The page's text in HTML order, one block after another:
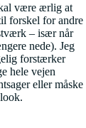
være ærlig at
forskel for andre
– især når
nede). Jeg
forstærker
hele vejen
eller måske